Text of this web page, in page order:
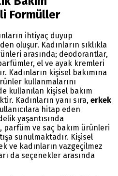
Formüller
ihtiyaç duyup
oluşur. Kadınların sıklıkla
arasında; deodorantlar,
el ve ayak kremleri
Kadınların kişisel bakımına
kullanmalarını
kullanılan kişisel bakım
Kadınların yanı sıra, erkek
hitap eden
yaşantısında
ve saç bakım ürünleri
sunulmaktadır. Kişisel
ve kadınların vazgeçilmez
da seçenekler arasında